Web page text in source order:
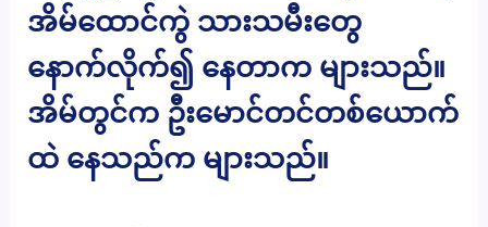
အိမ်ထောင်ကွဲ သားသမီးတွေ
နောက်လိုက်၍ နေတာက များသည်။
အိမ်တွင်က ဦးမောင်တင်တစ်ယောက်
ထဲ နေသည်က များသည်။